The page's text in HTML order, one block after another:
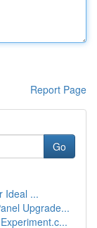
Report Page
Go
Ideal ...
Upgrade...